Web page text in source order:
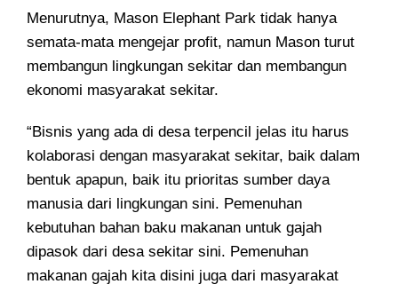
Menurutnya, Mason Elephant Park tidak hanya
semata-mata mengejar profit, namun Mason turut
membangun lingkungan sekitar dan membangun
ekonomi masyarakat sekitar.
“Bisnis yang ada di desa terpencil jelas itu harus
kolaborasi dengan masyarakat sekitar, baik dalam
bentuk apapun, baik itu prioritas sumber daya
manusia dari lingkungan sini. Pemenuhan
kebutuhan bahan baku makanan untuk gajah
dipasok dari desa sekitar sini. Pemenuhan
makanan gajah kita disini juga dari masyarakat